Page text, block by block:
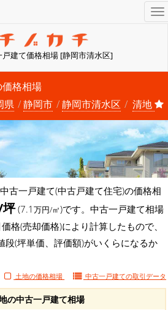
建て価格相場 [静岡市清水区]
格相場
県 静岡市 静岡市清水区 清地
古一戸建て(中古戸建て住宅)の価格相
(7.1 万円/㎡)です。中古一戸建て相場
格(売却価格)により計算したもので、
段(坪単価、評価額)がいくらになるか
土地の価格相場 中古一戸建ての取引データ
の中古一戸建て相場